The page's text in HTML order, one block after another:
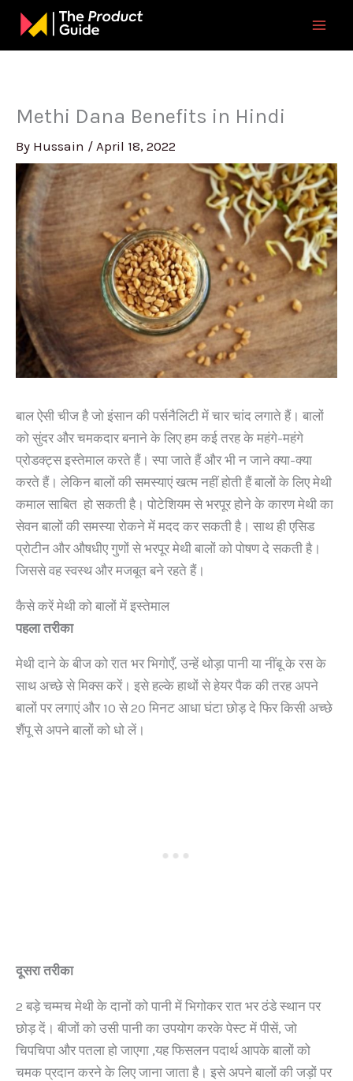
Skip
content
Methi Dana Benefits in Hindi
By Hussain / April 18, 2022
बाल ऐसी चीज है जो इंसान की पर्सनैलिटी में चार चांद लगाते हैं। बालों
को सुंदर और चमकदार बनाने के लिए हम कई तरह के महंगे-महंगे
प्रोडक्ट्स इस्तेमाल करते हैं। स्पा जाते हैं और भी न जाने क्या-क्या
करते हैं। लेकिन बालों की समस्याएं खत्म नहीं होती हैं बालों के लिए मेथी
कमाल साबित हो सकती है। पोटेशियम से भरपूर होने के कारण मेथी का
सेवन बालों की समस्या रोकने में मदद कर सकती है। साथ ही एसिड
प्रोटीन और औषधीए गुणों से भरपूर मेथी बालों को पोषण दे सकती है।
जिससे वह स्वस्थ और मजबूत बने रहते हैं।
कैसे करें मेथी को बालों में इस्तेमाल
पहला तरीका
मेथी दाने के बीज को रात भर भिगोएँ, उन्हें थोड़ा पानी या नींबू के रस के
साथ अच्छे से मिक्स करें। इसे हल्के हाथों से हेयर पैक की तरह अपने
बालों पर लगाएं और 10 से 20 मिनट आधा घंटा छोड़ दे फिर किसी अच्छे
शैंपू से अपने बालों को धो लें।
दूसरा तरीका
2 बड़े चम्मच मेथी के दानों को पानी में भिगोकर रात भर ठंडे स्थान पर
छोड़ दें। बीजों को उसी पानी का उपयोग करके पेस्ट में पीसें, जो
चिपचिपा और पतला हो जाएगा ,यह फिसलन पदार्थ आपके बालों को
चमक प्रदान करने के लिए जाना जाता है। इसे अपने बालों की जड़ों पर